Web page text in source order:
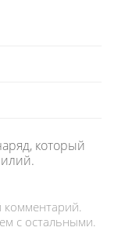
который
комментарий.
с остальными.